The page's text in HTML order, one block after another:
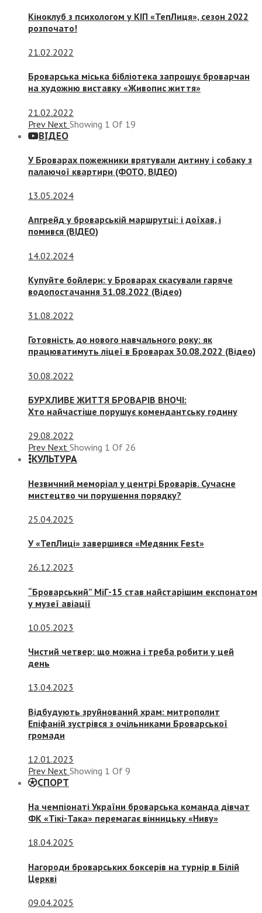
Кіноклуб з психологом у КІП «ТепЛиця», сезон 2022
розпочато!
21.02.2022
Броварська міська бібліотека запрошує броварчан
на художню виставку «Живопис життя»
21.02.2022
Prev Next Showing 1 Of 19
ВІДЕО
У Броварах пожежники врятували дитину і собаку з
палаючої квартири (ФОТО, ВІДЕО)
13.05.2024
Апгрейд у броварській маршрутці: і доїхав, і
помився (ВІДЕО)
14.02.2024
Купуйте бойлери: у Броварах скасували гаряче
водопостачання 31.08.2022 (Відео)
31.08.2022
Готовність до нового навчального року: як
працюватимуть ліцеї в Броварах 30.08.2022 (Відео)
30.08.2022
БУРХЛИВЕ ЖИТТЯ БРОВАРІВ ВНОЧІ:
Хто найчастіше порушує комендантську годину
29.08.2022
Prev Next Showing 1 Of 26
КУЛЬТУРА
Незвичний меморіал у центрі Броварів. Сучасне
мистецтво чи порушення порядку?
25.04.2025
У «ТепЛиці» завершився «Медяник Fest»
26.12.2023
“Броварський” МіГ-15 став найстарішим експонатом
у музеї авіації
10.05.2023
Чистий четвер: що можна і треба робити у цей
день
13.04.2023
Відбудують зруйнований храм: митрополит
Епіфаній зустрівся з очільниками Броварської
громади
12.01.2023
Prev Next Showing 1 Of 9
СПОРТ
На чемпіонаті України броварська команда дівчат
ФК «Тікі-Така» перемагає вінницьку «Ниву»
18.04.2025
Нагороди броварських боксерів на турнір в Білій
Церкві
09.04.2025